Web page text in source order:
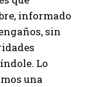
informado
sin
Lo
una